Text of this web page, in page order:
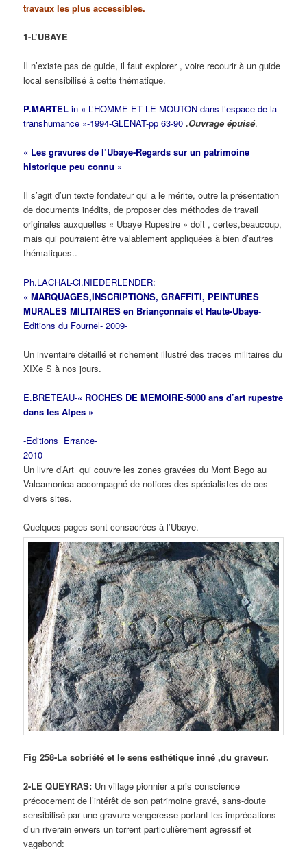
travaux les plus accessibles.
1-L’UBAYE
Il n’existe pas de guide, il faut explorer , voire recourir à un guide
local sensibilisé à cette thématique.
P.MARTEL in « L’HOMME ET LE MOUTON dans l’espace de la
transhumance »-1994-GLENAT-pp 63-90 .Ouvrage épuisé.
« Les gravures de l’Ubaye-Regards sur un patrimoine
historique peu connu »
Il s’agit d’un texte fondateur qui a le mérite, outre la présentation
de documents inédits, de proposer des méthodes de travail
originales auxquelles « Ubaye Rupestre » doit , certes,beaucoup,
mais qui pourraient être valablement appliquées à bien d’autres
thématiques..
Ph.LACHAL-Cl.NIEDERLENDER:
« MARQUAGES,INSCRIPTIONS, GRAFFITI, PEINTURES
MURALES MILITAIRES en Briançonnais et Haute-Ubaye-
Editions du Fournel- 2009-
Un inventaire détaillé et richement illustré des traces militaires du
XIXe S à nos jours.
E.BRETEAU-« ROCHES DE MEMOIRE-5000 ans d’art rupestre
dans les Alpes »
-Editions Errance-
2010-
Un livre d’Art qui couvre les zones gravées du Mont Bego au
Valcamonica accompagné de notices des spécialistes de ces
divers sites.
Quelques pages sont consacrées à l’Ubaye.
Fig 258-La sobriété et le sens esthétique inné ,du graveur.
2-LE QUEYRAS: Un village pionnier a pris conscience
précocement de l’intérêt de son patrimoine gravé, sans-doute
sensibilisé par une gravure vengeresse portant les imprécations
d’un riverain envers un torrent particulièrement agressif et
vagabond: